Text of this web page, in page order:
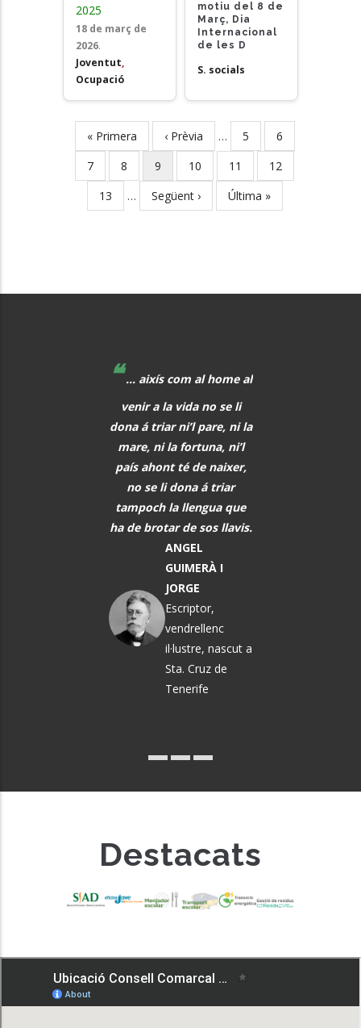
2025
18 de març de
2026.
Joventut,
Ocupació
motiu del 8 de
Març, Dia
Internacional
de les D
S. socials
Pagination
First
page
« Primera
Previous
page
‹ Prèvia … Page
5 Page
6
Page
7 Page
8
Current
page
9 Page
10 Page
11 Page
12
Page
13 …
Next
page
Següent ›
Last
page
Última »
❝... aixís com al home al
venir a la vida no se li
dona á triar ni’l pare, ni la
mare, ni la fortuna, ni’l
país ahont té de naixer,
no se li dona á triar
tampoch la llengua que
ha de brotar de sos llavis.
ANGEL
GUIMERÀ I
JORGE
Escriptor,
vendrellenc
il·lustre, nascut a
Sta. Cruz de
Tenerife
Destacats